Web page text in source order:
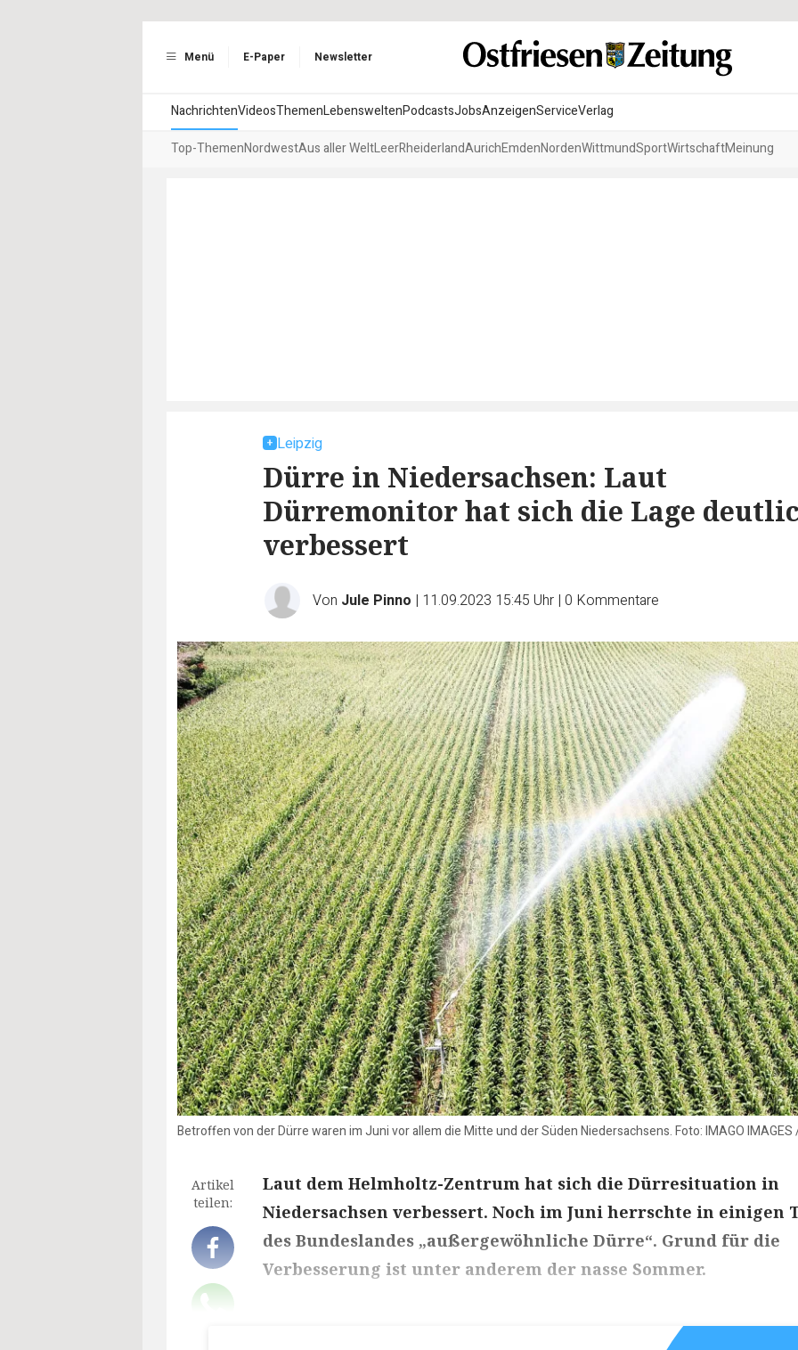
Menü E-Paper Newsletter
NachrichtenVideosThemenLebensweltenPodcastsJobsAnzeigenServiceVerlag
Top-ThemenNordwestAus aller WeltLeerRheiderlandAurichEmdenNordenWittmundSportWirtschaftMeinung
Leipzig
Dürre in Niedersachsen: Laut
Dürremonitor hat sich die Lage
verbessert
Von Jule Pinno | 11.09.2023 15:45 Uhr | 0 Kommentare
Betroffen von der Dürre waren im Juni vor allem die Mitte und der Süden Niedersachsens. Foto: IMAGO IMAGES
Artikel
teilen:
Laut dem Helmholtz-Zentrum hat sich die Dürresituation in
Niedersachsen verbessert. Noch im Juni herrschte in einigen
des Bundeslandes „außergewöhnliche Dürre“. Grund für die
Verbesserung ist unter anderem der nasse Sommer.